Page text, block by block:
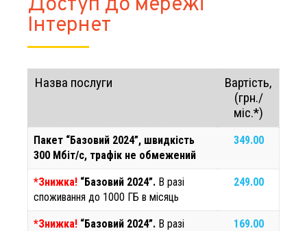
Доступ до мережі
Інтернет
Назва послуги
Вартість,
(грн./
міс.*)
Пакет “Базовий 2024”, швидкість
300 Мбіт/с, трафік не обмежений
349.00
*Знижка! “Базовий 2024”. В разі
споживання до 1000 ГБ в місяць
249.00
*Знижка! “Базовий 2024”. В разі
169.00